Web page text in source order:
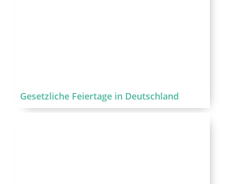
Gesetzliche Feiertage in Deutschland